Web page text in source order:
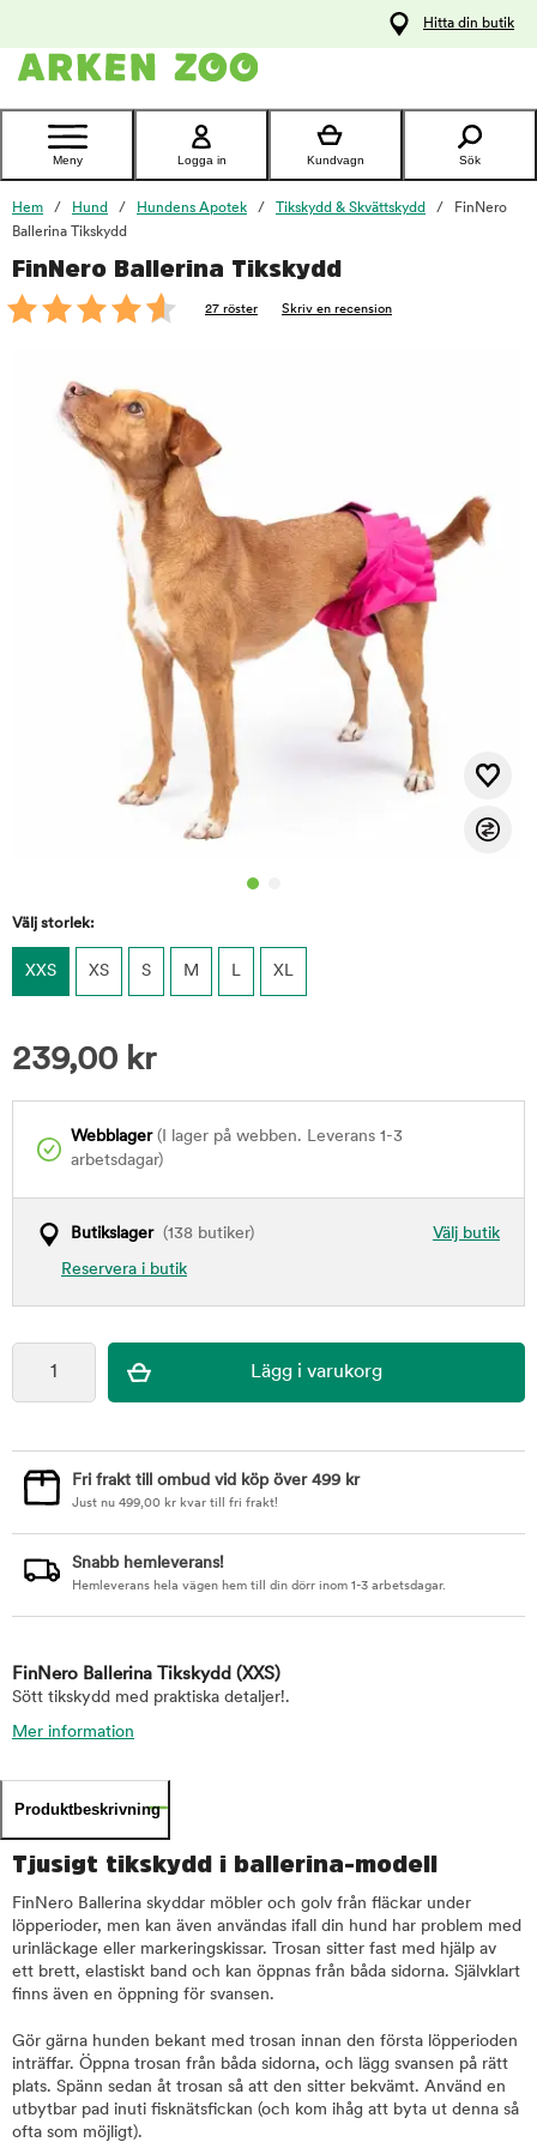
Kontakta
Hitta din butik
Meny Logga in Kundvagn Sök
Hem Hund Hundens Apotek Tikskydd & Skvättskydd
FinNero
Ballerina Tikskydd
FinNero Ballerina Tikskydd
27 röster Skriv en recension
Välj storlek:
XXS XS S M L XL
239,00 kr
Webblager(I lager på webben. Leverans 1-3
arbetsdagar)
Välj butik
Butikslager(138 butiker)
Reservera i butik
foo
Fri frakt till ombud vid köp över 499 kr
Just nu 499,00 kr kvar till fri frakt!
Snabb hemleverans!
Hemleverans hela vägen hem till din dörr inom 1-3 arbetsdagar.
FinNero Ballerina Tikskydd (XXS)
Sött tikskydd med praktiska detaljer!.
Mer information
Produktbeskrivning
Tjusigt tikskydd i ballerina-modell
FinNero Ballerina skyddar möbler och golv från fläckar under
löpperioder, men kan även användas ifall din hund har problem med
urinläckage eller markeringskissar. Trosan sitter fast med hjälp av
ett brett, elastiskt band och kan öppnas från båda sidorna. Självklart
finns även en öppning för svansen.
Gör gärna hunden bekant med trosan innan den första löpperioden
inträffar. Öppna trosan från båda sidorna, och lägg svansen på rätt
plats. Spänn sedan åt trosan så att den sitter bekvämt. Använd en
utbytbar pad inuti fisknätsfickan (och kom ihåg att byta ut denna så
ofta som möjligt).